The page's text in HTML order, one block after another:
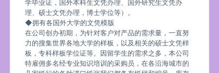
学毕业证，国外本科生文凭办理、国外研究生文凭办
理、硕士文凭办理，博士学位等）。
◆拥有各国外大学的文凭模版
在公司创办初期，为针对客户对产品的需求量，一直努
力的搜集世界各地大学的样板，以及相关的硕士文凭样
板，专科样板学位证等。因留学生的需求之多，本公司
特雇佣多名经专业知识培训的采购员，在各沿海城市的